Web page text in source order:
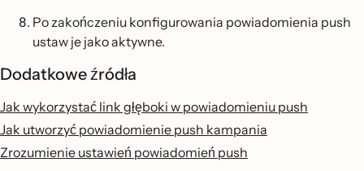
Po zakończeniu konfigurowania powiadomienia push
ustaw je jako aktywne.
Dodatkowe źródła
Jak wykorzystać link głęboki w powiadomieniu push
Jak utworzyć powiadomienie push kampania
Zrozumienie ustawień powiadomień push